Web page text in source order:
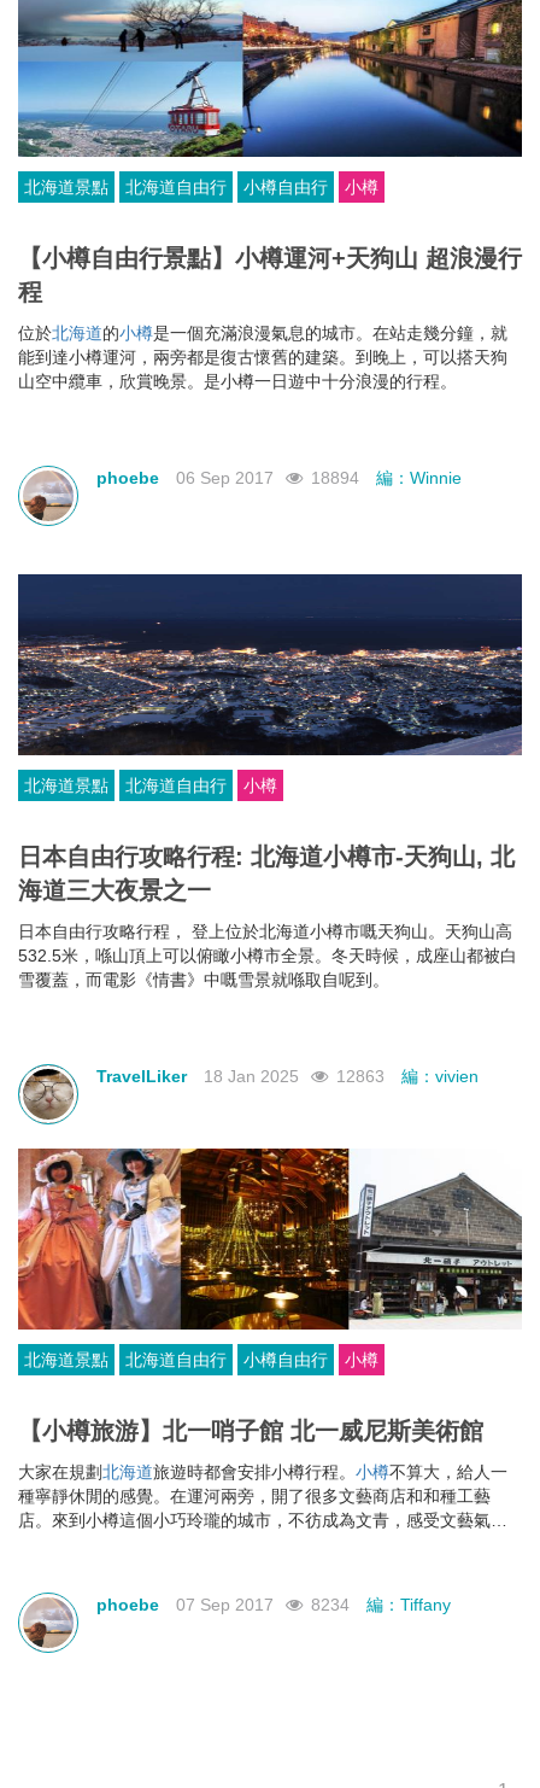
北海道景點 北海道自由行 小樽自由行 小樽
【小樽自由行景點】小樽運河+天狗山 超浪漫行
程
位於北海道的小樽是一個充滿浪漫氣息的城市。在站走幾分鐘，就
能到達小樽運河，兩旁都是復古懷舊的建築。到晚上，可以搭天狗
山空中纜車，欣賞晚景。是小樽一日遊中十分浪漫的行程。
phoebe 06 Sep 2017 18894 編：Winnie
北海道景點 北海道自由行 小樽
日本自由行攻略行程: 北海道小樽市-天狗山, 北
海道三大夜景之一
日本自由行攻略行程， 登上位於北海道小樽市嘅天狗山。天狗山高
532.5米，喺山頂上可以俯瞰小樽市全景。冬天時候，成座山都被白
雪覆蓋，而電影《情書》中嘅雪景就喺取自呢到。
TravelLiker 18 Jan 2025 12863 編：vivien
北海道景點 北海道自由行 小樽自由行 小樽
【小樽旅游】北一哨子館 北一威尼斯美術館
大家在規劃北海道旅遊時都會安排小樽行程。 小樽不算大，給人一
種寧靜休閒的感覺。在運河兩旁，開了很多文藝商店和和種工藝
店。來到小樽這個小巧玲瓏的城市，不彷成為文青，感受文藝氣
phoebe 07 Sep 2017 8234 編：Tiffany